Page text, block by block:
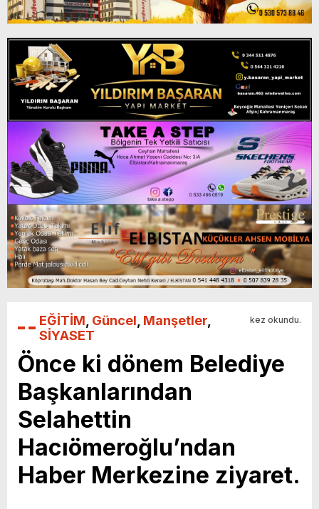
EĞİTİM Güncel Manşetler
SİYASET
kez okundu.
Önce ki dönem Belediye
Başkanlarından
Selahettin
Hacıömeroğlu’ndan
Haber Merkezine ziyaret.